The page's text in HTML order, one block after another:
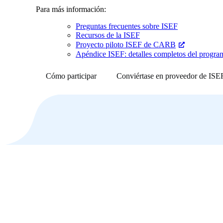
Para más información:
Preguntas frecuentes sobre ISEF
Recursos de la ISEF
Proyecto piloto ISEF de CARB
Apéndice ISEF: detalles completos del
Cómo participar Conviértase en proveedor de